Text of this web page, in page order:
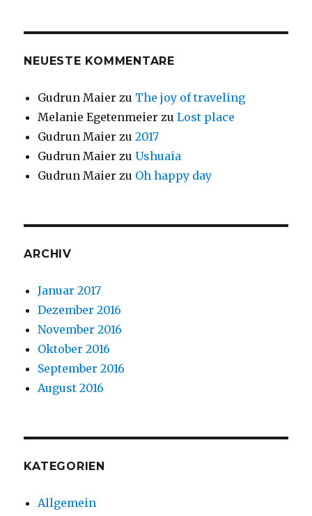
NEUESTE KOMMENTARE
Gudrun Maier zu The joy of traveling
Melanie Egetenmeier zuLost place
Gudrun Maier zu2017
Gudrun Maier zuUshuaia
Gudrun Maier zu Oh happy day
ARCHIV
Januar 2017
Dezember 2016
November 2016
Oktober 2016
September 2016
August 2016
KATEGORIEN
Allgemein